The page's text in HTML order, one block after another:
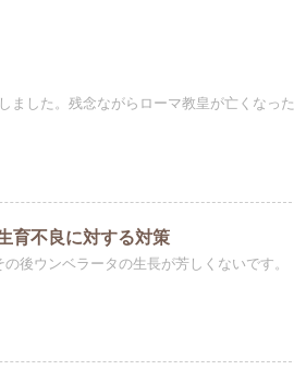
ました。残念ながらローマ教皇が亡くなった
育不良に対する対策
後ウンベラータの生長が芳しくないです。